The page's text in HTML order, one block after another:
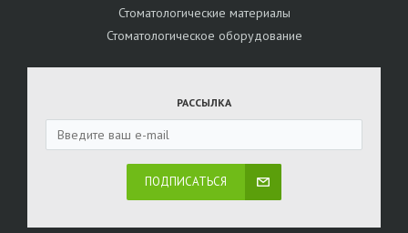
Стоматологические материалы
Стоматологическое оборудование
РАССЫЛКА
ПОДПИСАТЬСЯ